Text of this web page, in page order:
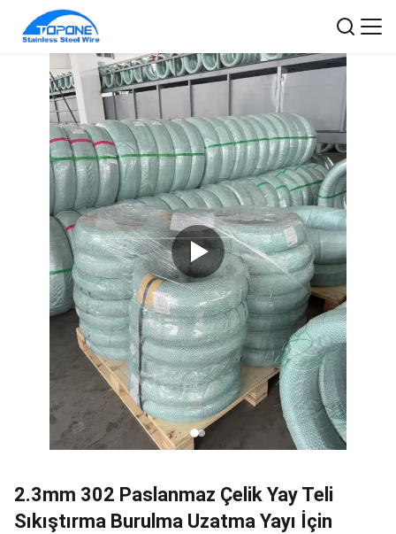
2.3mm 302 Paslanmaz Çelik Yay Teli
Sıkıştırma Burulma Uzatma Yayı İçin